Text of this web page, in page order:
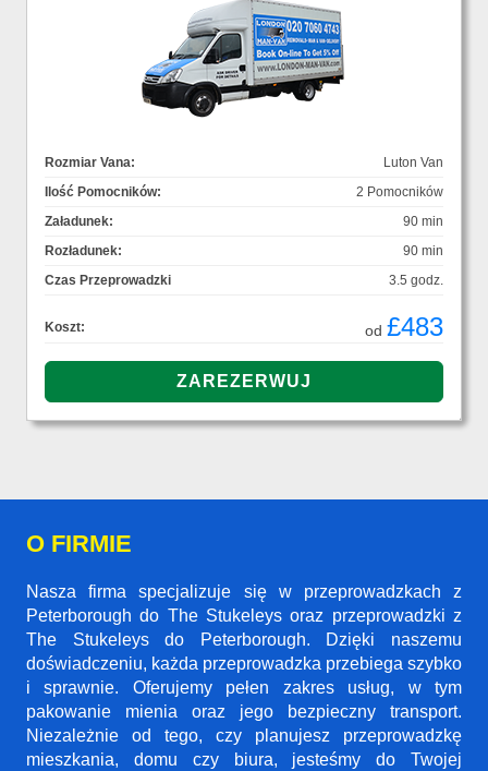
Rozmiar Vana:
Luton Van
Ilość Pomocników:
2 Pomocników
Załadunek:
90 min
Rozładunek:
90 min
Czas Przeprowadzki
3.5 godz.
Koszt: od £483
O FIRMIE
Nasza firma specjalizuje się w przeprowadzkach z
Peterborough do The Stukeleys oraz przeprowadzki z
The Stukeleys do Peterborough. Dzięki naszemu
doświadczeniu, każda przeprowadzka przebiega szybko
i sprawnie. Oferujemy pełen zakres usług, w tym
pakowanie mienia oraz jego bezpieczny transport.
Niezależnie od tego, czy planujesz przeprowadzkę
mieszkania, domu czy biura, jesteśmy do Twojej